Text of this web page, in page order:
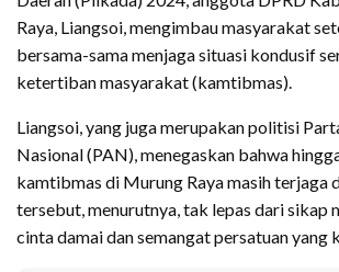
Raya, Liangsoi, mengimbau masyarakat
bersama-sama menjaga situasi kondusif
ketertiban masyarakat (kamtibmas).
Liangsoi, yang juga merupakan politisi
Nasional (PAN), menegaskan bahwa
kamtibmas di Murung Raya masih terjaga
tersebut, menurutnya, tak lepas dari sikap
cinta damai dan semangat persatuan yang